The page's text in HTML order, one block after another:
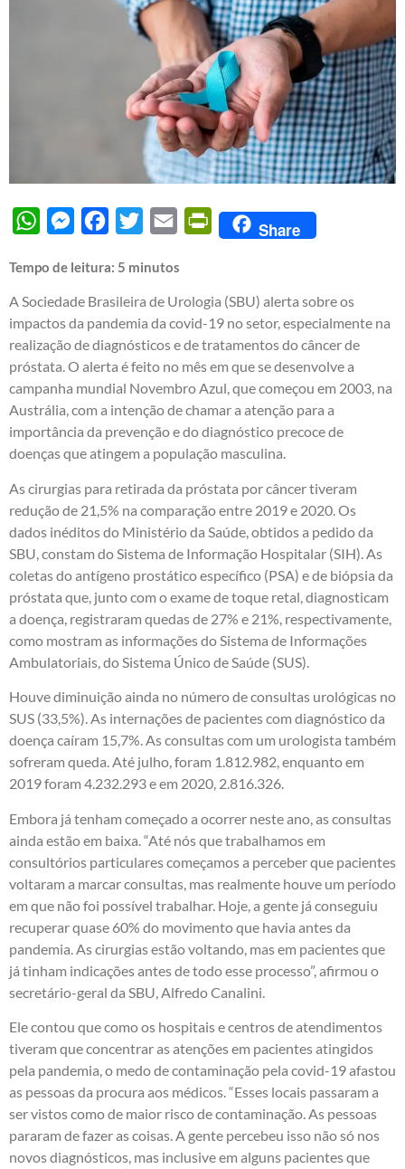
WhatsAppMessengerFacebook
Twitter Email PrintFriendly
Share
Tempo de leitura: 5 minutos
A Sociedade Brasileira de Urologia (SBU) alerta sobre os
impactos da pandemia da covid-19 no setor, especialmente na
realização de diagnósticos e de tratamentos do câncer de
próstata. O alerta é feito no mês em que se desenvolve a
campanha mundial Novembro Azul, que começou em 2003, na
Austrália, com a intenção de chamar a atenção para a
importância da prevenção e do diagnóstico precoce de
doenças que atingem a população masculina.
As cirurgias para retirada da próstata por câncer tiveram
redução de 21,5% na comparação entre 2019 e 2020. Os
dados inéditos do Ministério da Saúde, obtidos a pedido da
SBU, constam do Sistema de Informação Hospitalar (SIH). As
coletas do antígeno prostático específico (PSA) e de biópsia da
próstata que, junto com o exame de toque retal, diagnosticam
a doença, registraram quedas de 27% e 21%, respectivamente,
como mostram as informações do Sistema de Informações
Ambulatoriais, do Sistema Único de Saúde (SUS).
Houve diminuição ainda no número de consultas urológicas no
SUS (33,5%). As internações de pacientes com diagnóstico da
doença caíram 15,7%. As consultas com um urologista também
sofreram queda. Até julho, foram 1.812.982, enquanto em
2019 foram 4.232.293 e em 2020, 2.816.326.
Embora já tenham começado a ocorrer neste ano, as consultas
ainda estão em baixa. “Até nós que trabalhamos em
consultórios particulares começamos a perceber que pacientes
voltaram a marcar consultas, mas realmente houve um período
em que não foi possível trabalhar. Hoje, a gente já conseguiu
recuperar quase 60% do movimento que havia antes da
pandemia. As cirurgias estão voltando, mas em pacientes que
já tinham indicações antes de todo esse processo”, afirmou o
secretário-geral da SBU, Alfredo Canalini.
Ele contou que como os hospitais e centros de atendimentos
tiveram que concentrar as atenções em pacientes atingidos
pela pandemia, o medo de contaminação pela covid-19 afastou
as pessoas da procura aos médicos. “Esses locais passaram a
ser vistos como de maior risco de contaminação. As pessoas
pararam de fazer as coisas. A gente percebeu isso não só nos
novos diagnósticos, mas inclusive em alguns pacientes que